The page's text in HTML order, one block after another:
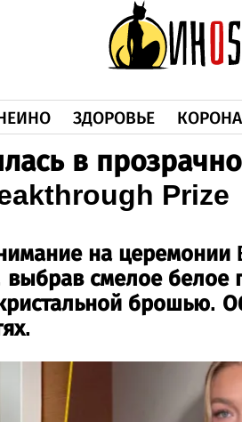
ЗДОРОВЬЕ КОРОНА
в
Prize
на церемонии
смелое белое
брошью.